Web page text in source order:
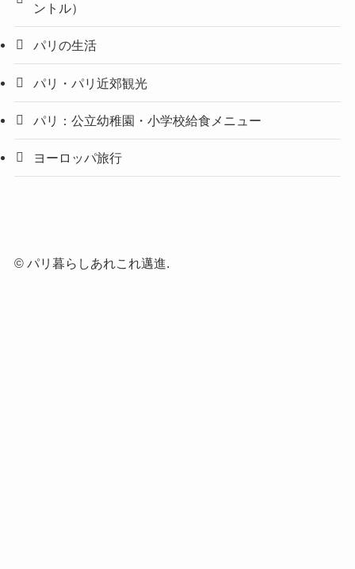
ントル）
パリの生活
パリ・パリ近郊観光
パリ：公立幼稚園・小学校給食メニュー
ヨーロッパ旅行
©パリ暮らしあれこれ邁進.